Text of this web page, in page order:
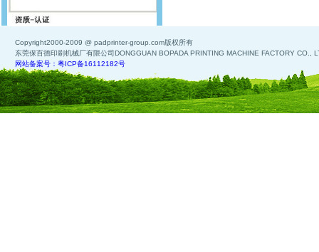
Copyright2000-2009 @ padprinter-group.com版权所有
东莞保百德印刷机械厂有限公司DONGGUAN BOPADA PRINTING MACHINE FACTORY CO.,
网站备案号：粤ICP备16112182号